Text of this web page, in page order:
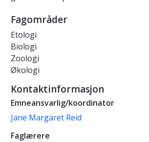
Fagområder
Etologi
Biologi
Zoologi
Økologi
Kontaktinformasjon
Emneansvarlig/koordinator
Jane Margaret Reid
Faglærere